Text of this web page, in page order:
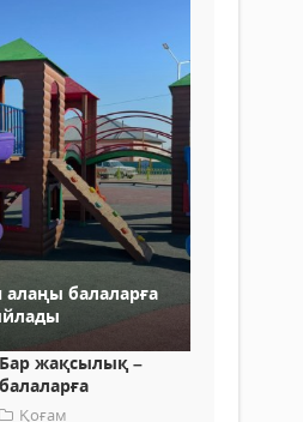
балаларға
Бар жақсылық –
балаларға
Қоғам